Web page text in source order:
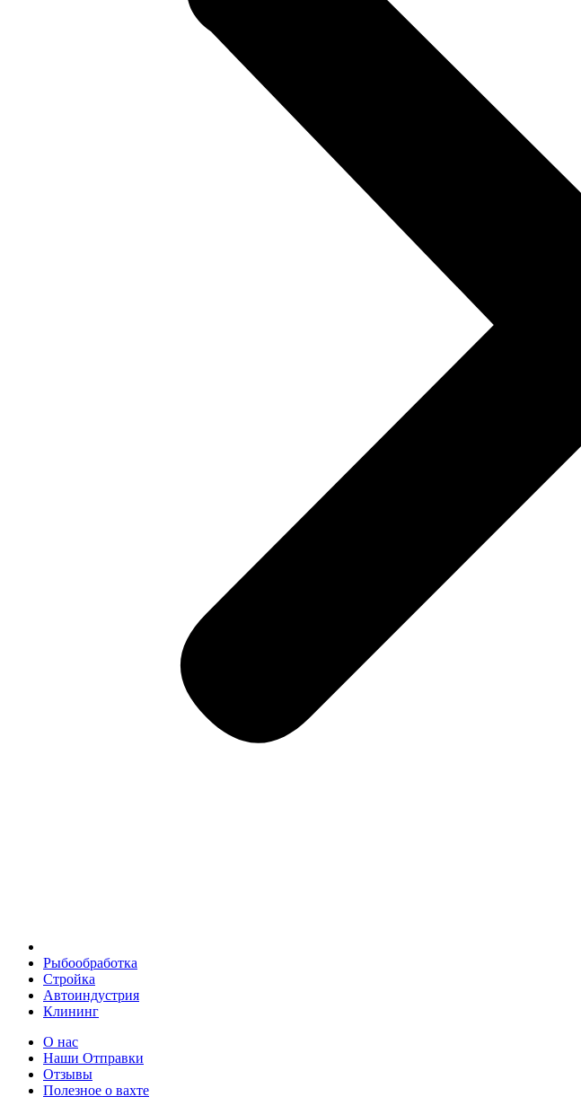
Рыбообработка
Стройка
Автоиндустрия
Клининг
О нас
Наши Отправки
Отзывы
Полезное о вахте